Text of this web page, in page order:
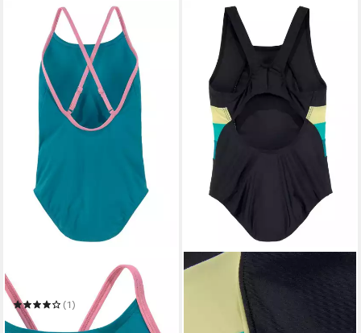
Badeanzug
(1)
34,99 €
BENCH.
Badeanzug
in 1-2 Werktagen bei dir